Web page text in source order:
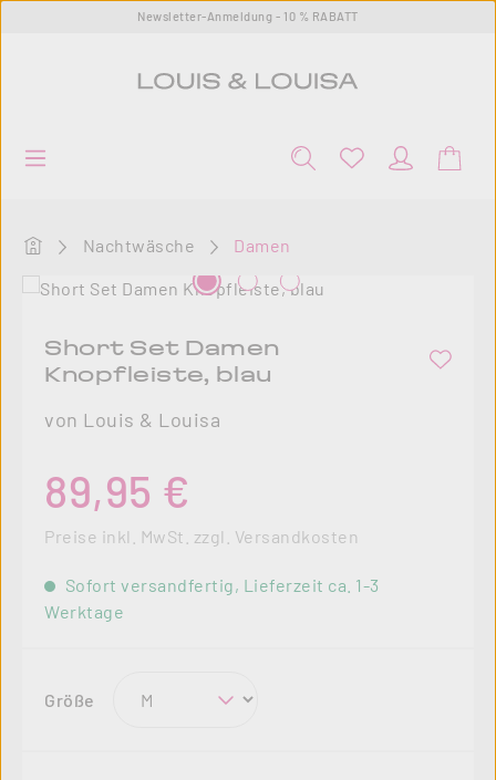
Zum Hauptinhalt springenNewsletter-Anmeldung - 10 % RABATT
Startseite
Nachtwäsche
Damen
Bildergalerie überspringen
Short Set Damen
Knopfleiste, blau
von Louis & Louisa
89,95 €
Preise inkl. MwSt. zzgl. Versandkosten
Sofort versandfertig, Lieferzeit ca. 1-3
Werktage
Größe auswählen